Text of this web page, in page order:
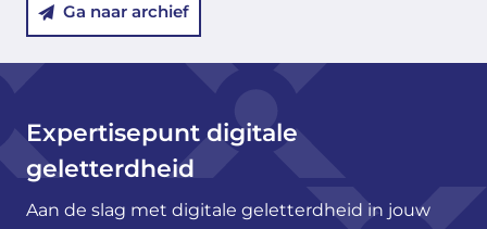
Ga naar archief
Expertisepunt digitale
geletterdheid
Aan de slag met digitale geletterdheid in jouw